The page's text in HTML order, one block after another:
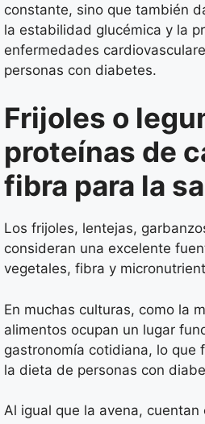
constante, sino que también
la estabilidad glucémica y la
enfermedades
personas con diabetes.
Frijoles o
proteínas de
fibra para la
Los frijoles, lentejas,
consideran una excelente
vegetales, fibra y
En muchas culturas, como la
alimentos ocupan un lugar
gastronomía cotidiana, lo que
la dieta de personas con
Al igual que la avena, cuentan